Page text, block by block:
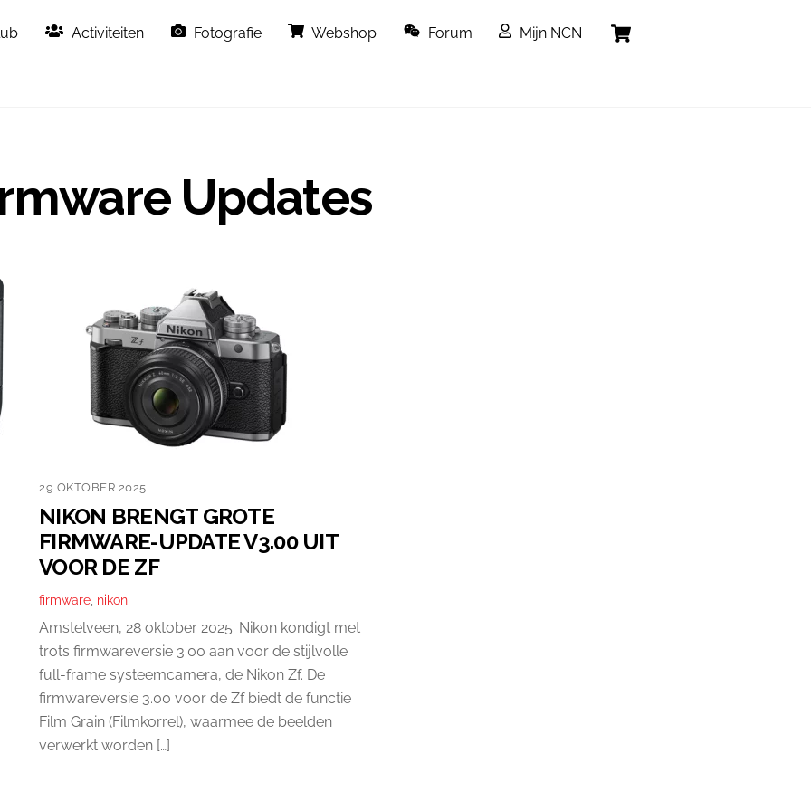
Activiteiten Fotografie Webshop Forum Mijn NCN
Updates
29 OKTOBER 2025
NIKON BRENGT GROTE
FIRMWARE-UPDATE V3.00 UIT
VOOR DE ZF
firmware nikon
Amstelveen, 28 oktober 2025: Nikon kondigt met
trots firmwareversie 3.00 aan voor de stijlvolle
full-frame systeemcamera, de Nikon Zf. De
firmwareversie 3.00 voor de Zf biedt de functie
Film Grain (Filmkorrel), waarmee de beelden
verwerkt worden […]
To